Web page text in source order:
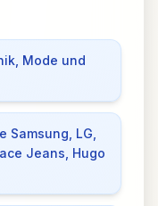
Mode und
LG,
Jeans, Hugo